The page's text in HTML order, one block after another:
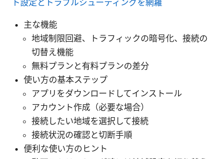
ト設定とトラブルシューティングを網羅
主な機能
地域制限回避、トラフィックの暗号化、接続の
切替え機能
無料プランと有料プランの差分
使い方の基本ステップ
アプリをダウンロードしてインストール
アカウント作成（必要な場合）
接続したい地域を選択して接続
接続状況の確認と切断手順
便利な使い方のヒント